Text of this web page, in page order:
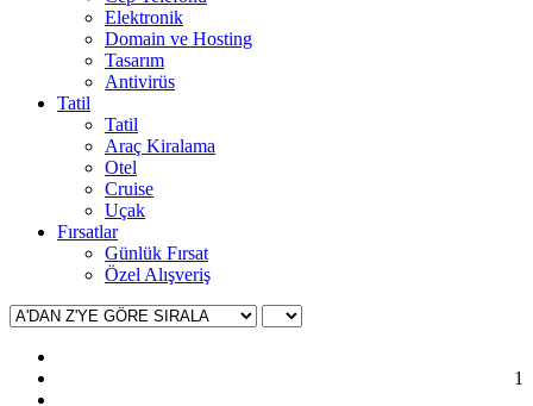
Elektronik
Domain ve Hosting
Tasarım
Antivirüs
Tatil
Tatil
Araç Kiralama
Otel
Cruise
Uçak
Fırsatlar
Günlük Fırsat
Özel Alışveriş
1